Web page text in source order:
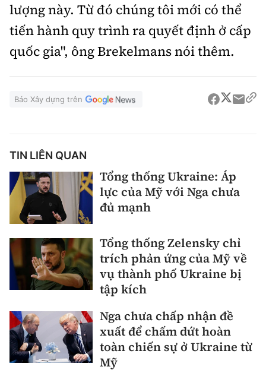
lượng này. Từ đó chúng tôi mới có thể
tiến hành quy trình ra quyết định ở cấp
quốc gia", ông Brekelmans nói thêm.
Báo Xây dựng trên
TIN LIÊN QUAN
Tổng thống Ukraine: Áp
lực của Mỹ với Nga chưa
đủ mạnh
Tổng thống Zelensky chỉ
trích phản ứng của Mỹ về
vụ thành phố Ukraine bị
tập kích
Nga chưa chấp nhận đề
xuất để chấm dứt hoàn
toàn chiến sự ở Ukraine từ
Mỹ